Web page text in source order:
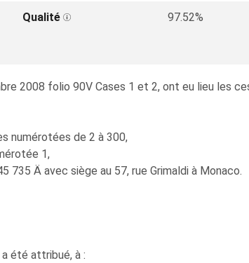
Qualité
97.52%
2008 folio 90V Cases 1 et 2, ont eu lieu les
numérotées de 2 à 300,
1,
735 Ä avec siège au 57, rue Grimaldi à Monaco.
été attribué, à :